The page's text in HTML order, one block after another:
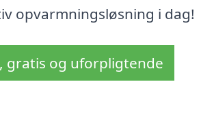
opvarmningsløsning i dag!
gratis og uforpligtende